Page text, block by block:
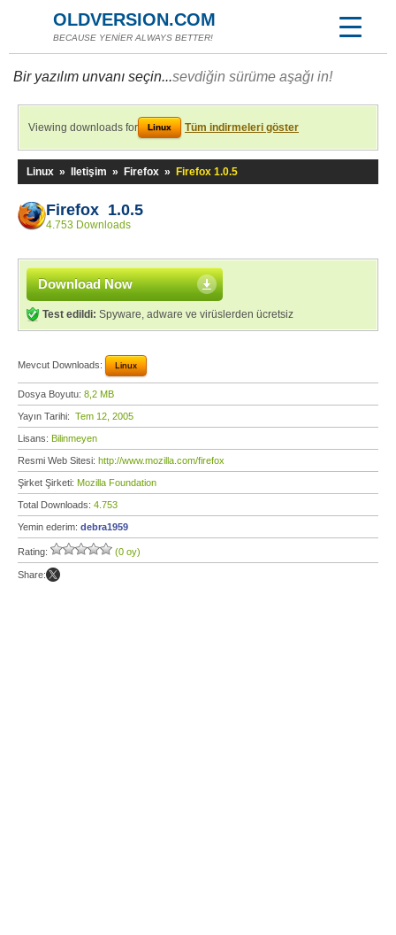
OLDVERSION.COM
BECAUSE YENİER ALWAYS BETTER!
Bir yazılım unvanı seçin...sevdiğin sürüme aşağı in!
Viewing downloads for Linux Tüm indirmeleri göster
Linux » Iletişim » Firefox » Firefox 1.0.5
Firefox 1.0.5
4.753 Downloads
Download Now
Test edildi: Spyware, adware ve virüslerden ücretsiz
Mevcut Downloads: Linux
Dosya Boyutu: 8,2 MB
Yayın Tarihi: Tem 12, 2005
Lisans: Bilinmeyen
Resmi Web Sitesi: http://www.mozilla.com/firefox
Şirket Şirketi: Mozilla Foundation
Total Downloads: 4.753
Yemin ederim: debra1959
Rating: (0 oy)
Share: